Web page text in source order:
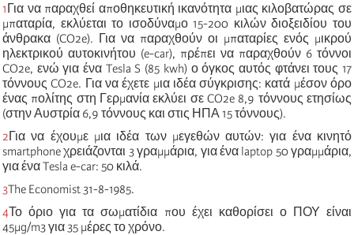
1 Για να παραχθεί αποθηκευτική ικανότητα μιας κιλοβατώρας σε
μπαταρία, εκλύεται το ισοδύναμο 15-200 κιλών διοξειδίου του
άνθρακα (CO2e). Για να παραχθούν οι μπαταρίες ενός μικρού
ηλεκτρικού αυτοκινήτου (e-car), πρέπει να παραχθούν 6 τόννοι
CO2e, ενώ για ένα Tesla S (85 kwh) ο όγκος αυτός φτάνει τους 17
τόννους CO2e. Για να έχετε μια ιδέα σύγκρισης: κατά μέσον όρο
ένας πολίτης στη Γερμανία εκλύει σε CO2e 8,9 τόννους ετησίως
(στην Αυστρία 6,9 τόννους και στις ΗΠΑ 15 τόννους).
2Για να έχουμε μια ιδέα των μεγεθών αυτών: για ένα κινητό
smartphone χρειάζονται 3 γραμμάρια, για ένα laptop 50 γραμμάρια,
για ένα Tesla e-car: 50 κιλά.
3The Economist 31-8-1985.
4Το όριο για τα σωματίδια που έχει καθορίσει ο ΠΟΥ είναι
45μg/m3 για 35 μέρες το χρόνο.